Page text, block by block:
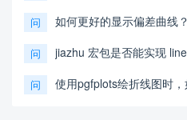
问 如何更好的显示偏差曲线？
问 jiazhu 宏包是否能实现
问 使用pgfplots绘折线图时